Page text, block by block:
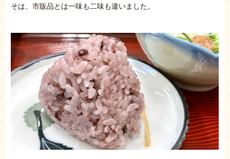
そは、市販品とは一味も二味も違いました。